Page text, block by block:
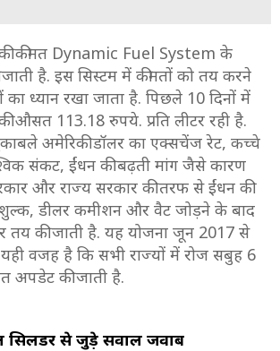
की कीमत Dynamic Fuel System के
है. इस सिस्टम में कीमतों को तय करने
ध्यान रखा जाता है. पिछले 10 दिनों में
की औसत 113.18 रुपये. प्रति लीटर रही है.
अमेरिकी डॉलर का एक्सचेंज रेट, कच्चे
संकट, ईंधन की बढ़ती मांग जैसे कारण
और राज्य सरकार की तरफ से ईंधन की
शुल्क, डीलर कमीशन और वैट जोड़ने के बाद
तय की जाती है. यह योजना जून 2017 से
वजह है कि सभी राज्यों में रोज सबुह 6
अपडेट की जाती है.
सिलेंडर से जुड़े सवाल जवाब